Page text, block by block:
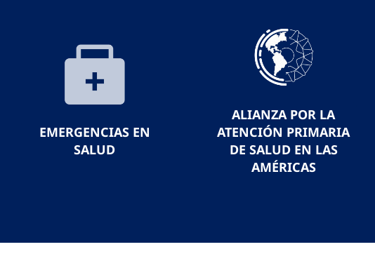
EMERGENCIAS EN
SALUD
ALIANZA POR LA
ATENCIÓN PRIMARIA
DE SALUD EN LAS
AMÉRICAS